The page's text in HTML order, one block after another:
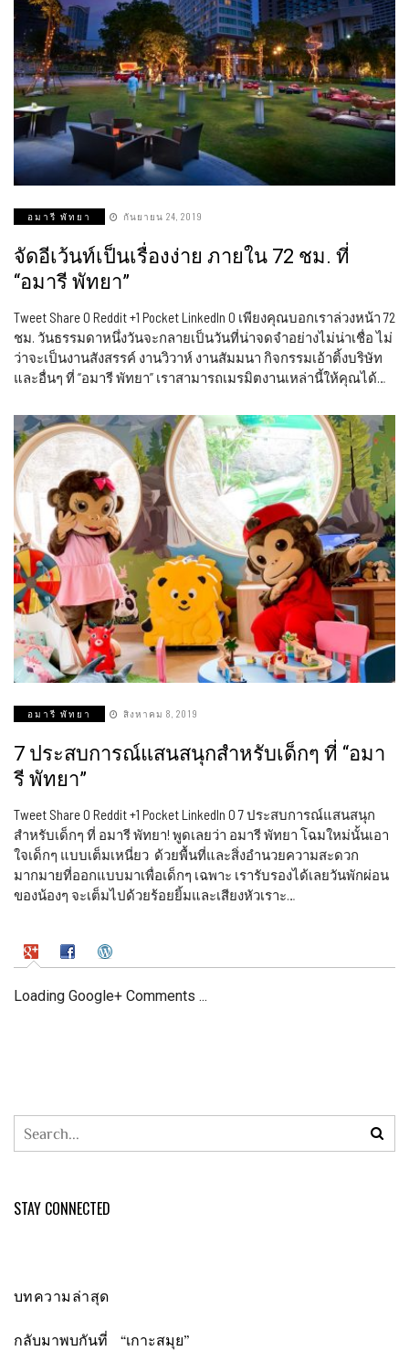
อมารี พัทยา กันยายน 24, 2019
จัดอีเว้นท์เป็นเรื่องง่าย ภายใน 72 ชม. ที่
“อมารี พัทยา”
Tweet Share 0 Reddit +1 Pocket LinkedIn 0 เพียงคุณบอกเราล่วงหน้า 72
ชม. วันธรรมดาหนึ่งวันจะกลายเป็นวันที่น่าจดจำอย่างไม่น่าเชื่อ ไม่
ว่าจะเป็นงานสังสรรค์ งานวิวาห์ งานสัมมนา กิจกรรมเอ้าติ้งบริษัท
และอื่นๆ ที่ “อมารี พัทยา” เราสามารถเมรมิตงานเหล่านี้ให้คุณได้…
อมารี พัทยา สิงหาคม 8, 2019
7 ประสบการณ์แสนสนุกสำหรับเด็กๆ ที่ “อมา
รี พัทยา”
Tweet Share 0 Reddit +1 Pocket LinkedIn 0 7 ประสบการณ์แสนสนุก
สำหรับเด็กๆ ที่ อมารี พัทยา! พูดเลยว่า อมารี พัทยา โฉมใหม่นั้นเอา
ใจเด็กๆ แบบเต็มเหนี่ยว ด้วยพื้นที่และสิ่งอำนวยความสะดวก
มากมายที่ออกแบบมาเพื่อเด็กๆ เฉพาะ เรารับรองได้เลยวันพักผ่อน
ของน้องๆ จะเต็มไปด้วยร้อยยิ้มและเสียงหัวเราะ…
Loading Google+ Comments ...
STAY CONNECTED
บทความล่าสุด
กลับมาพบกันที่ “เกาะสมุย”